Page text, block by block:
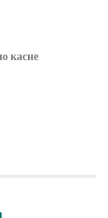
касне